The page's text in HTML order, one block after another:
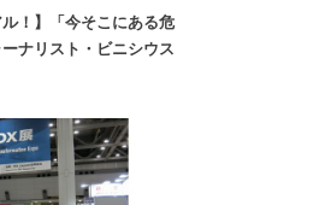
！】「今そこにある危
ナリスト・ビニシウス